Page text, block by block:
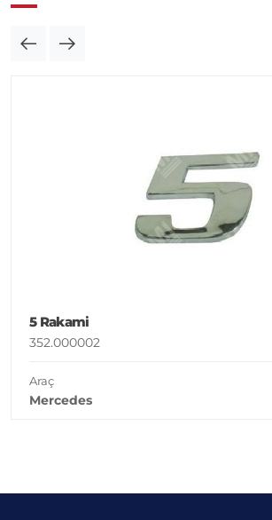
5 Rakami
352.000002
Araç
Mercedes